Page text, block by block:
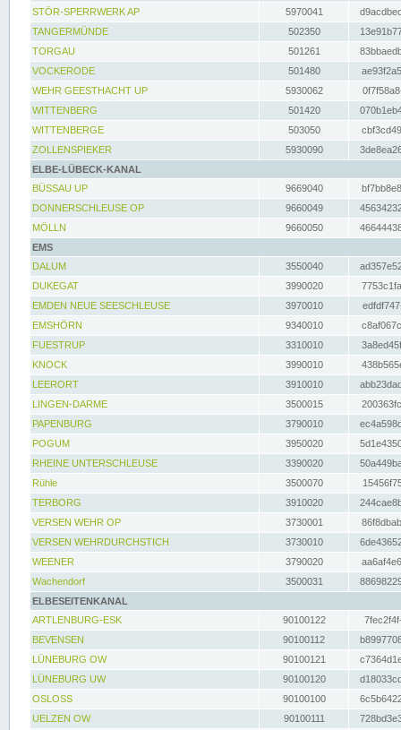
STÖR-SPERRWERK AP 5970041
TANGERMÜNDE
502350
TORGAU
501261
VOCKERODE
501480
WEHR GEESTHACHT UP
5930062
WITTENBERG
501420
WITTENBERGE
503050
ZOLLENSPIEKER
5930090
ELBE-LÜBECK-KANAL
BÜSSAU UP
9669040
DONNERSCHLEUSE OP
9660049
MÖLLN
9660050
EMS
DALUM
3550040
DUKEGAT
3990020
EMDEN NEUE SEESCHLEUSE
3970010
EMSHÖRN
9340010
FUESTRUP
3310010
KNOCK
3990010
LEERORT
3910010
LINGEN-DARME
3500015
PAPENBURG
3790010
POGUM
3950020
RHEINE UNTERSCHLEUSE
3390020
Rühle
3500070
TERBORG
3910020
VERSEN WEHR OP
3730001
VERSEN WEHRDURCHSTICH
3730010
WEENER
3790020
Wachendorf
3500031
ELBESEITENKANAL
ARTLENBURG-ESK
90100122
BEVENSEN
90100112
LÜNEBURG OW
90100121
LÜNEBURG UW
90100120
OSLOSS
90100100
UELZEN OW
90100111